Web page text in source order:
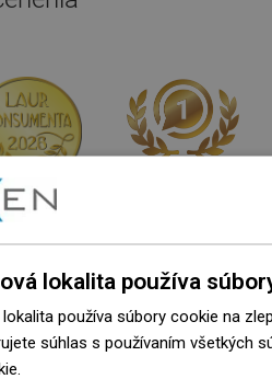
viac
lokalita používa
používa súbory cookie na
súhlas s používaním všetkých